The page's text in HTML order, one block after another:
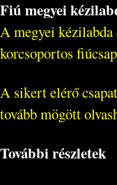
Fiú megyei
A megyei
korcsoportos
A sikert elérő
tovább mögött
További részletek